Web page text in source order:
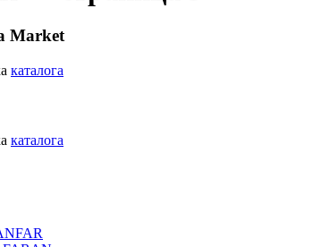
Market
каталога
каталога